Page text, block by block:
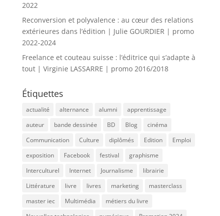
2022
Reconversion et polyvalence : au cœur des relations
extérieures dans l’édition | Julie GOURDIER | promo
2022-2024
Freelance et couteau suisse : l’éditrice qui s’adapte à
tout | Virginie LASSARRE | promo 2016/2018
Étiquettes
actualité alternance alumni
apprentissage
auteur
bande dessinée BD Blog
cinéma
Communication
Culture diplômés Edition
Emploi
exposition
Facebook festival
graphisme
Interculturel
Internet Journalisme
librairie
Littérature
livre livres marketing
masterclass
master iec
Multimédia
métiers du livre